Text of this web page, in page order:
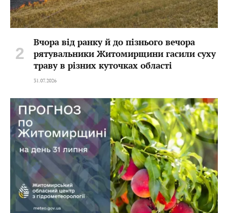
Вчора від ранку й до пізнього вечора
рятувальники Житомирщини гасили суху
траву в різних куточках області
31.07.2026